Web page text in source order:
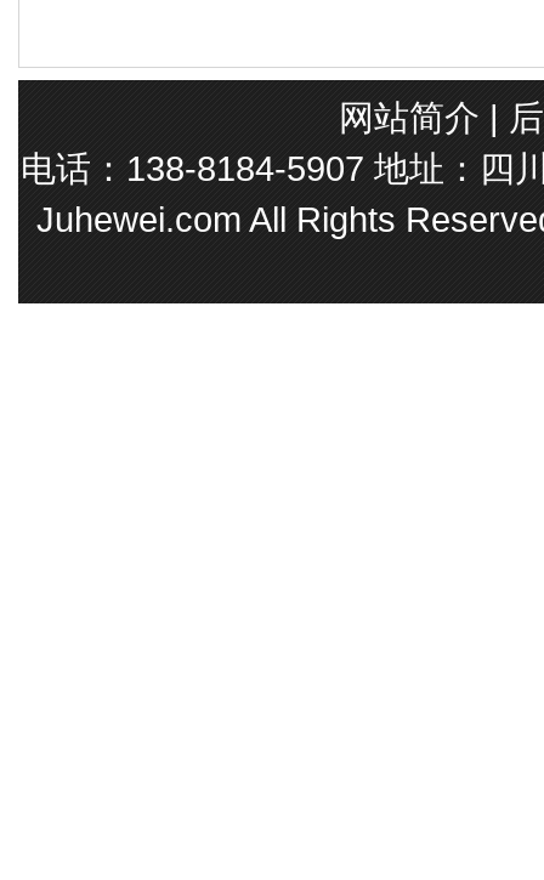
网站简介 |
电话：138-8184-5907 地址：四
Juhewei.com All Rights